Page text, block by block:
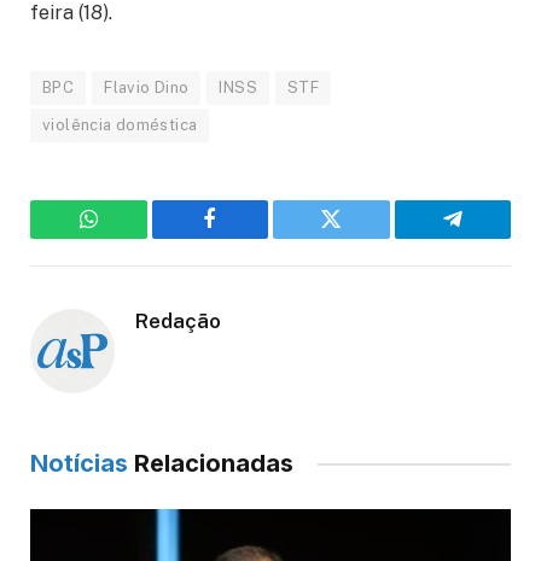
feira (18).
BPC Flavio Dino INSS STF
violência doméstica
WhatsApp Facebook Twitter Telegram
Redação
Notícias Relacionadas